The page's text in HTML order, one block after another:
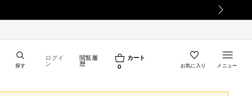
ログイ
ン
閲覧履
歴
カート
0
探す お気に入り メニュー